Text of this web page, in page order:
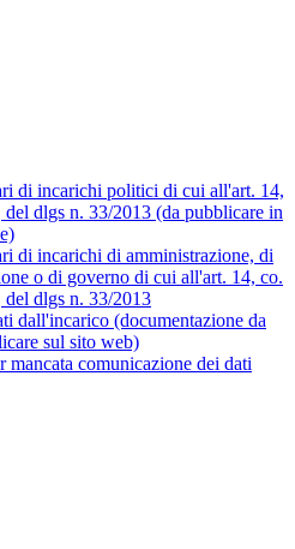
di incarichi politici di cui all'art. 14,
del dlgs n. 33/2013 (da pubblicare in
di incarichi di amministrazione, di
o di governo di cui all'art. 14, co.
del dlgs n. 33/2013
dall'incarico (documentazione da
sul sito web)
mancata comunicazione dei dati